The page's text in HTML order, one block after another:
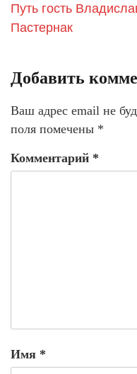
Путь гость
Пастернак
Добавить
Ваш адрес email не
поля помечены *
Комментарий *
Имя *